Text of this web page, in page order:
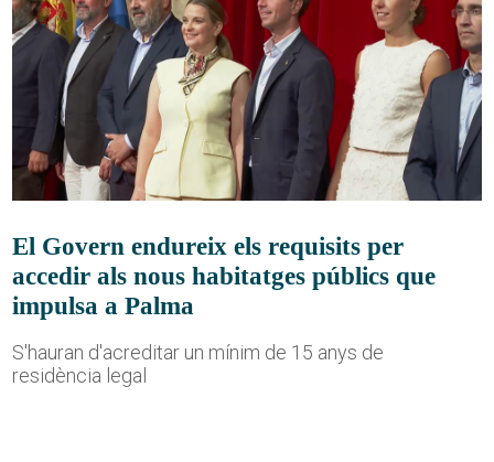
El Govern endureix els requisits per
accedir als nous habitatges públics que
impulsa a Palma
S'hauran d'acreditar un mínim de 15 anys de
residència legal